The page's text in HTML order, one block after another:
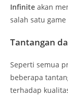
Infinite akan
salah satu
Tantangan
Seperti semua
beberapa
terhadap